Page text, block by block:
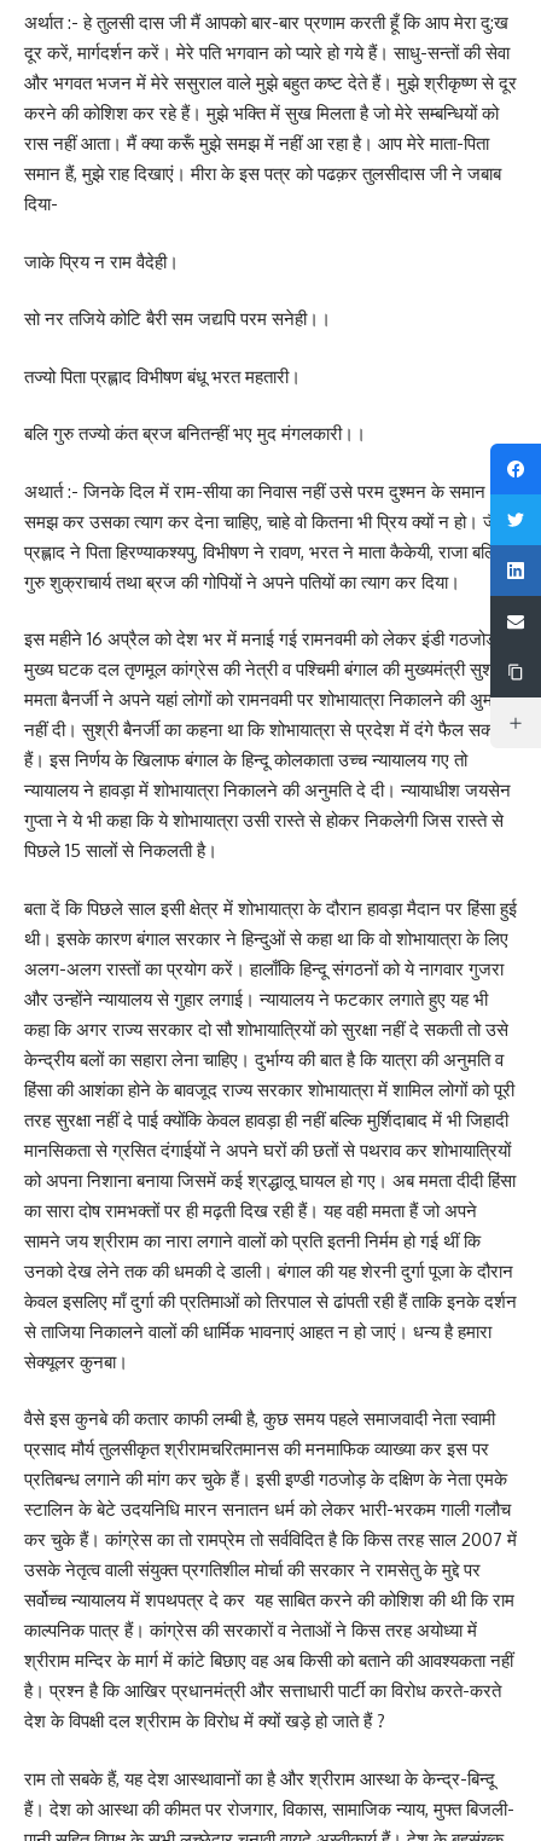
अर्थात :- हे तुलसी दास जी मैं आपको बार-बार प्रणाम करती हूँ कि आप मेरा दु:ख
दूर करें, मार्गदर्शन करें। मेरे पति भगवान को प्यारे हो गये हैं। साधु-सन्तों की सेवा
और भगवत भजन में मेरे ससुराल वाले मुझे बहुत कष्ट देते हैं। मुझे श्रीकृष्ण से दूर
करने की कोशिश कर रहे हैं। मुझे भक्ति में सुख मिलता है जो मेरे सम्बन्धियों को
रास नहीं आता। मैं क्या करूँ मुझे समझ में नहीं आ रहा है। आप मेरे माता-पिता
समान हैं, मुझे राह दिखाएं। मीरा के इस पत्र को पढक़र तुलसीदास जी ने जबाब
दिया-
जाके प्रिय न राम वैदेही।
सो नर तजिये कोटि बैरी सम जद्यपि परम सनेही।।
तज्यो पिता प्रह्लाद विभीषण बंधू भरत महतारी।
बलि गुरु तज्यो कंत ब्रज बनितन्हीं भए मुद मंगलकारी।।
अथार्त :- जिनके दिल में राम-सीया का निवास नहीं उसे परम दुश्मन के समान
समझ कर उसका त्याग कर देना चाहिए, चाहे वो कितना भी प्रिय क्यों न हो। जैसे
प्रह्लाद ने पिता हिरण्याकश्यपु, विभीषण ने रावण, भरत ने माता कैकेयी, राजा बलि ने
गुरु शुक्राचार्य तथा ब्रज की गोपियों ने अपने पतियों का त्याग कर दिया।
इस महीने 16 अप्रैल को देश भर में मनाई गई रामनवमी को लेकर इंडी गठजोड़ के
मुख्य घटक दल तृणमूल कांग्रेस की नेत्री व पश्चिमी बंगाल की मुख्यमंत्री सुश्री
ममता बैनर्जी ने अपने यहां लोगों को रामनवमी पर शोभायात्रा निकालने की अुमति
नहीं दी। सुश्री बैनर्जी का कहना था कि शोभायात्रा से प्रदेश में दंगे फैल सकते
हैं। इस निर्णय के खिलाफ बंगाल के हिन्दू कोलकाता उच्च न्यायालय गए तो
न्यायालय ने हावड़ा में शोभायात्रा निकालने की अनुमति दे दी। न्यायाधीश जयसेन
गुप्ता ने ये भी कहा कि ये शोभायात्रा उसी रास्ते से होकर निकलेगी जिस रास्ते से
पिछले 15 सालों से निकलती है।
बता दें कि पिछले साल इसी क्षेत्र में शोभायात्रा के दौरान हावड़ा मैदान पर हिंसा हुई
थी। इसके कारण बंगाल सरकार ने हिन्दुओं से कहा था कि वो शोभायात्रा के लिए
अलग-अलग रास्तों का प्रयोग करें। हालाँकि हिन्दू संगठनों को ये नागवार गुजरा
और उन्होंने न्यायालय से गुहार लगाई। न्यायालय ने फटकार लगाते हुए यह भी
कहा कि अगर राज्य सरकार दो सौ शोभायात्रियों को सुरक्षा नहीं दे सकती तो उसे
केन्द्रीय बलों का सहारा लेना चाहिए। दुर्भाग्य की बात है कि यात्रा की अनुमति व
हिंसा की आशंका होने के बावजूद राज्य सरकार शोभायात्रा में शामिल लोगों को पूरी
तरह सुरक्षा नहीं दे पाई क्योंकि केवल हावड़ा ही नहीं बल्कि मुर्शिदाबाद में भी जिहादी
मानसिकता से ग्रसित दंगाईयों ने अपने घरों की छतों से पथराव कर शोभायात्रियों
को अपना निशाना बनाया जिसमें कई श्रद्धालू घायल हो गए। अब ममता दीदी हिंसा
का सारा दोष रामभक्तों पर ही मढ़ती दिख रही हैं। यह वही ममता हैं जो अपने
सामने जय श्रीराम का नारा लगाने वालों को प्रति इतनी निर्मम हो गई थीं कि
उनको देख लेने तक की धमकी दे डाली। बंगाल की यह शेरनी दुर्गा पूजा के दौरान
केवल इसलिए माँ दुर्गा की प्रतिमाओं को तिरपाल से ढांपती रही हैं ताकि इनके दर्शन
से ताजिया निकालने वालों की धार्मिक भावनाएं आहत न हो जाएं। धन्य है हमारा
सेक्यूलर कुनबा।
वैसे इस कुनबे की कतार काफी लम्बी है, कुछ समय पहले समाजवादी नेता स्वामी
प्रसाद मौर्य तुलसीकृत श्रीरामचरितमानस की मनमाफिक व्याख्या कर इस पर
प्रतिबन्ध लगाने की मांग कर चुके हैं। इसी इण्डी गठजोड़ के दक्षिण के नेता एमके
स्टालिन के बेटे उदयनिधि मारन सनातन धर्म को लेकर भारी-भरकम गाली गलौच
कर चुके हैं। कांग्रेस का तो रामप्रेम तो सर्वविदित है कि किस तरह साल 2007 में
उसके नेतृत्व वाली संयुक्त प्रगतिशील मोर्चा की सरकार ने रामसेतु के मुद्दे पर
सर्वोच्च न्यायालय में शपथपत्र दे कर यह साबित करने की कोशिश की थी कि राम
काल्पनिक पात्र हैं। कांग्रेस की सरकारों व नेताओं ने किस तरह अयोध्या में
श्रीराम मन्दिर के मार्ग में कांटे बिछाए वह अब किसी को बताने की आवश्यकता नहीं
है। प्रश्न है कि आखिर प्रधानमंत्री और सत्ताधारी पार्टी का विरोध करते-करते
देश के विपक्षी दल श्रीराम के विरोध में क्यों खड़े हो जाते हैं ?
राम तो सबके हैं, यह देश आस्थावानों का है और श्रीराम आस्था के केन्द्र-बिन्दू
हैं। देश को आस्था की कीमत पर रोजगार, विकास, सामाजिक न्याय, मुफ्त बिजली-